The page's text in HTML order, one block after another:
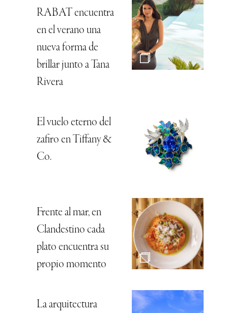
RABAT encuentra
en el verano una
nueva forma de
brillar junto a Tana
Rivera
El vuelo eterno del
zafiro en Tiffany &
Co.
Frente al mar, en
Clandestino cada
plato encuentra su
propio momento
La arquitectura